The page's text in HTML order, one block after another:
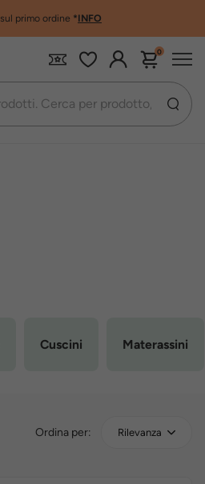
sul primo ordine *INFO
0
Cuscini Materassini
Ordina per: Rilevanza